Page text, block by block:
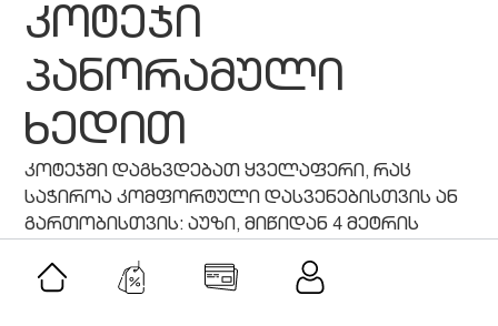
კოტეჯი
პანორამული
ხედით
კოტეჯში დაგხვდებათ ყველაფერი, რაც
საჭიროა კომფორტული დასვენებისთვის ან
გართობისთვის: აუზი, მიწიდან 4 მეტრის
ხედით აჭარისწყლის ხეობაზე.